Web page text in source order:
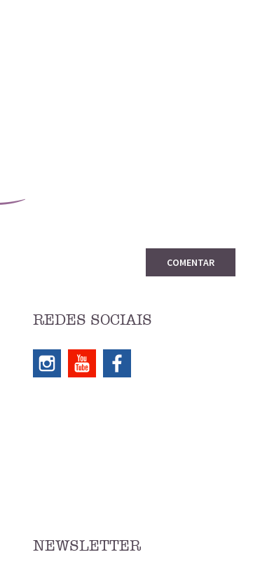
COMENTAR
REDES SOCIAIS
NEWSLETTER